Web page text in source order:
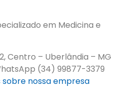
em Medicina e
Centro – Uberlândia – MG
(34) 99877-3379
sobre nossa empresa